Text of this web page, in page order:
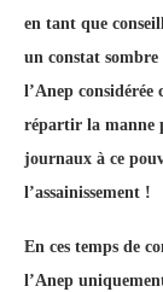
en tant que
un constat sombre
l’Anep
répartir la manne
journaux à ce
l’assainissement !
En ces temps de
l’Anep